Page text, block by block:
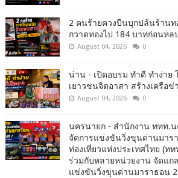
2 คนร้ายควงปืนบุกปล้นร้านท
กวาดทองไป 184 บาทก่อนห
August 04, 2026 0
น่าน - เปิดอบรม ทำดี ทำง่าย
เยาวชนจิตอาสา สร้างเครือ
August 04, 2026 0
นครนายก - สำนักงาน ททท.
จัดการแข่งขันวิ่งขุนด่านมาร
ท่องเที่ยวแห่งประเทศไทย (ท
ร่วมกับหลายหน่วยงาน จัดแถ
แข่งขันวิ่งขุนด่านมาราธอน